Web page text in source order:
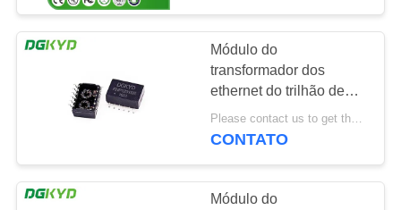
POLÍTICA
DE
PRIVACIDADE
conector de cat6
46
Módulo do
transformador dos
ethernet do trilhão de
KHP1201SR 12PIN
SMD 10/100
Please contact us to get the latest price. MOQ:Negociação
CONTATO
Módulo do